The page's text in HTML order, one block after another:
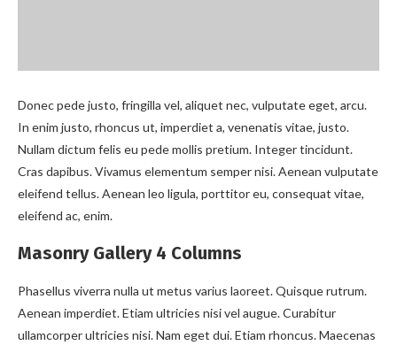
Donec pede justo, fringilla vel, aliquet nec, vulputate eget, arcu.
In enim justo, rhoncus ut, imperdiet a, venenatis vitae, justo.
Nullam dictum felis eu pede mollis pretium. Integer tincidunt.
Cras dapibus. Vivamus elementum semper nisi. Aenean vulputate
eleifend tellus. Aenean leo ligula, porttitor eu, consequat vitae,
eleifend ac, enim.
Masonry Gallery 4 Columns
Phasellus viverra nulla ut metus varius laoreet. Quisque rutrum.
Aenean imperdiet. Etiam ultricies nisi vel augue. Curabitur
ullamcorper ultricies nisi. Nam eget dui. Etiam rhoncus. Maecenas